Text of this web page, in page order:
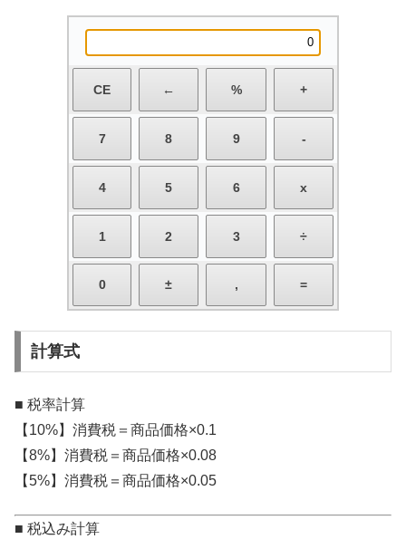
計算式
■ 税率計算
【10%】消費税＝商品価格×0.1
【8%】消費税＝商品価格×0.08
【5%】消費税＝商品価格×0.05
■ 税込み計算